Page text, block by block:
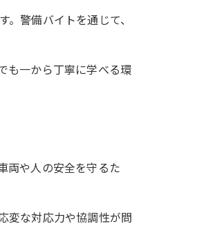
警備バイトを通じて、
も一から丁寧に学べる環
両や人の安全を守るた
変な対応力や協調性が問